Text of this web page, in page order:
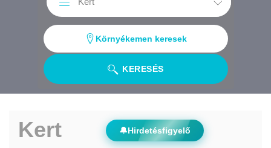
KERESÉS
Környékemen keresek
Kert 🔔Hirdetésfigyelő